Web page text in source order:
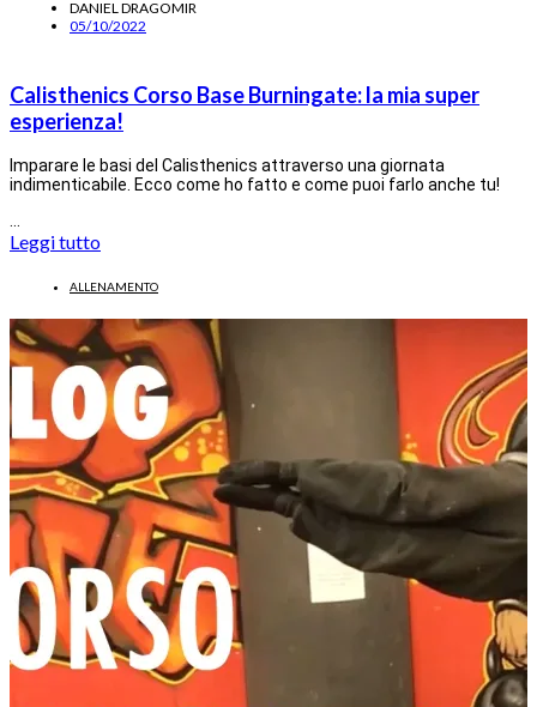
DANIEL DRAGOMIR
05/10/2022
Calisthenics Corso Base Burningate: la mia super
esperienza!
Imparare le basi del Calisthenics attraverso una giornata
indimenticabile. Ecco come ho fatto e come puoi farlo anche tu!
Leggi tutto
ALLENAMENTO